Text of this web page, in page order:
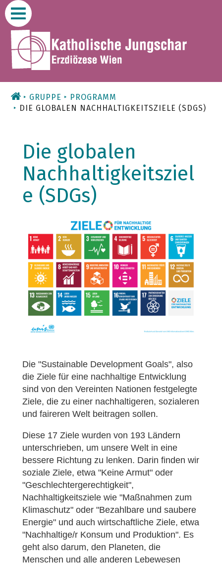
Zum
Inhalt
GRUPPE
PROGRAMM
DIE GLOBALEN NACHHALTIGKEITSZIELE (SDGS)
Die globalen
Nachhaltigkeitsziel
e (SDGs)
Die "Sustainable Development Goals", also
die Ziele für eine nachhaltige Entwicklung
sind von den Vereinten Nationen festgelegte
Ziele, die zu einer nachhaltigeren, sozialeren
und faireren Welt beitragen sollen.
Diese 17 Ziele wurden von 193 Ländern
unterschrieben, um unsere Welt in eine
bessere Richtung zu lenken. Darin finden wir
soziale Ziele, etwa "Keine Armut" oder
"Geschlechtergerechtigkeit",
Nachhaltigkeitsziele wie "Maßnahmen zum
Klimaschutz" oder "Bezahlbare und saubere
Energie" und auch wirtschaftliche Ziele, etwa
"Nachhaltige/r Konsum und Produktion". Es
geht also darum, den Planeten, die
Menschen und alle anderen Lebewesen